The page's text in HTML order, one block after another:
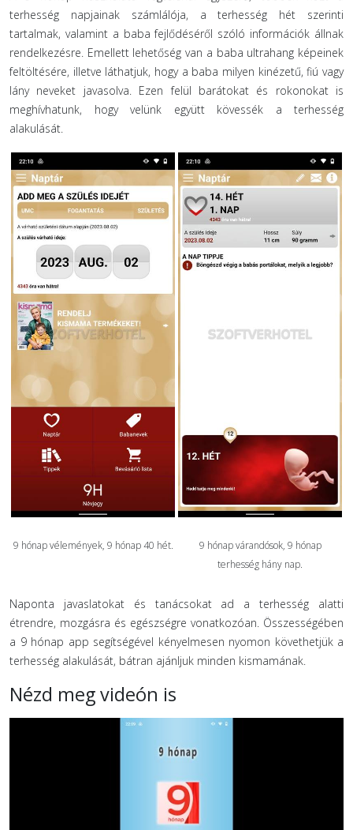
terhesség napjainak számlálója, a terhesség hét szerinti
tartalmak, valamint a baba fejlődéséről szóló információk állnak
rendelkezésre. Emellett lehetőség van a baba ultrahang képeinek
feltöltésére, illetve láthatjuk, hogy a baba milyen kinézetű, fiú vagy
lány neveket javasolva. Ezen felül barátokat és rokonokat is
meghívhatunk, hogy velünk együtt kövessék a terhesség
alakulását.
9 hónap vélemények, 9 hónap 40 hét.
9 hónap várandósok, 9 hónap
terhesség hány nap.
Naponta javaslatokat és tanácsokat ad a terhesség alatti
étrendre, mozgásra és egészségre vonatkozóan. Összességében
a 9 hónap app segítségével kényelmesen nyomon követhetjük a
terhesség alakulását, bátran ajánljuk minden kismamának.
Nézd meg videón is